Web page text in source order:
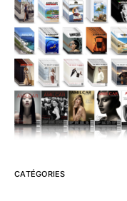
CATÉGORIES